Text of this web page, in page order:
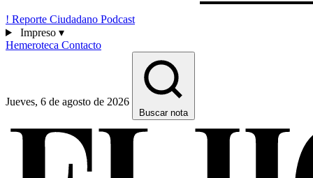
! Reporte Ciudadano Podcast
Impreso ▾
Hemeroteca Contacto
Jueves, 6 de agosto de 2026
Buscar nota